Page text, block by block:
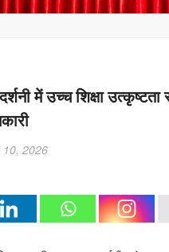
में उच्च शिक्षा
2026